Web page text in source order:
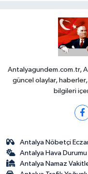
Antalyagundem.com.tr,
güncel olaylar,
bilgileri
Antalya Nöbetçi
Antalya Hava Durumu
Antalya Namaz